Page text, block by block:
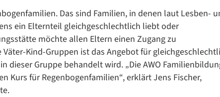
Das sind Familien, in denen laut Lesben-
ein Elternteil gleichgeschlechtlich liebt oder
möchte allen Eltern einen Zugang zu
Kind-Gruppen ist das Angebot für
dieser Gruppe behandelt wird. „Die AWO
Kurs für Regenbogenfamilien“, erklärt Jens Fischer,
ZURÜCK
ZURÜCK